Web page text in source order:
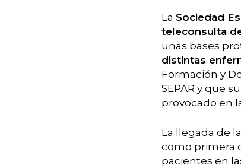
Hit enter to search or ESC to close
La Sociedad
teleconsulta
unas bases
distintas
Formación y
SEPAR y que
provocado en
La llegada de
como primera
pacientes en